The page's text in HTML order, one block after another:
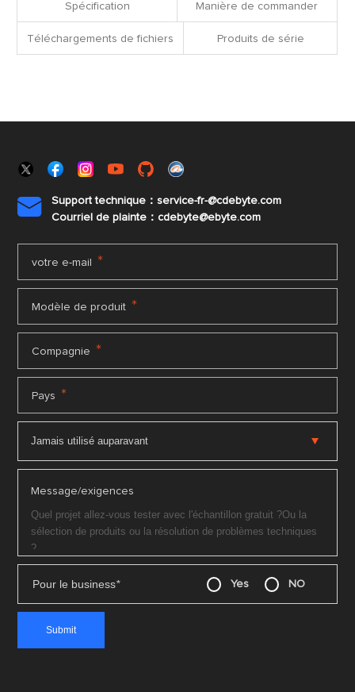
Spécification Manière de commander
Téléchargements de fichiers Produits de série

Support technique：service-fr-@cdebyte.com
Courriel de plainte：cdebyte@ebyte.com
votre e-mail *
Modèle de produit *
Compagnie *
Pays *
Message/exigences
Pour le business* Yes NO